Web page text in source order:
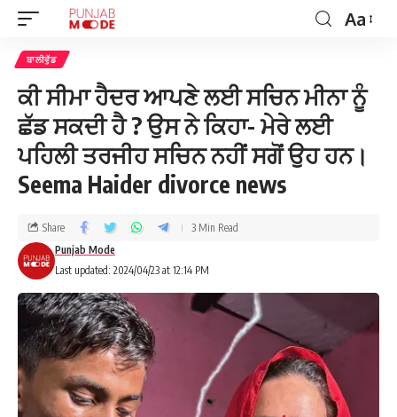
Aa
ਬਾਲੀਵੁੱਡ
ਕੀ ਸੀਮਾ ਹੈਦਰ ਆਪਣੇ ਲਈ ਸਚਿਨ ਮੀਨਾ ਨੂੰ
ਛੱਡ ਸਕਦੀ ਹੈ ? ਉਸ ਨੇ ਕਿਹਾ- ਮੇਰੇ ਲਈ
ਪਹਿਲੀ ਤਰਜੀਹ ਸਚਿਨ ਨਹੀਂ ਸਗੋਂ ਉਹ ਹਨ।
Seema Haider divorce news
Last updated: 2024/04/23 at 12:14 PM
Punjab Mode
Share 3 Min Read